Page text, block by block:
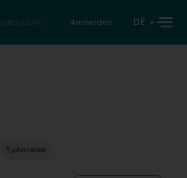
Anmelden DE
Anreise